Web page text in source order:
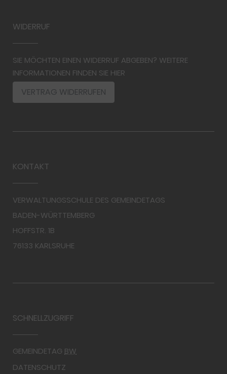
WIDERRUF
SIE MÖCHTEN EINEN WIDERRUF ABGEBEN? WEITERE
INFORMATIONEN FINDEN SIE HIER
VERTRAG WIDERRUFEN
KONTAKT
VERWALTUNGSSCHULE DES GEMEINDETAGS
BADEN-WÜRTTEMBERG
HOFFSTR. 1B
76133 KARLSRUHE
SCHNELLZUGRIFF
GEMEINDETAG BW
DATENSCHUTZ